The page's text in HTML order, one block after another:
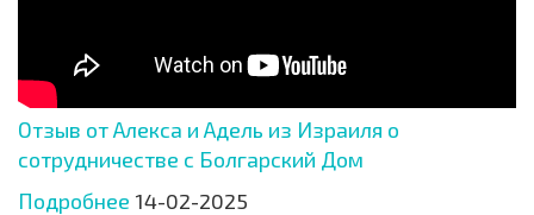
Отзыв от Алекса и Адель из Израиля о
сотрудничестве с Болгарский Дом
Подробнее 14-02-2025